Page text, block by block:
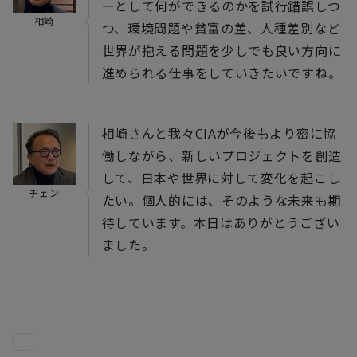
相崎
ーとして何ができるのかを試行錯誤しつ
つ、環境問題や貧富の差、人種差別など
世界が抱える問題を少しでも良い方向に
進められる仕事をしていきたいですね。
チェン
相崎さんと我々CIAが今後もより密に協
働しながら、新しいプロジェクトを創造
して、日本や世界に対して変化を起こし
たい。個人的には、そのような未来も期
待しています。本日はありがとうござい
ました。